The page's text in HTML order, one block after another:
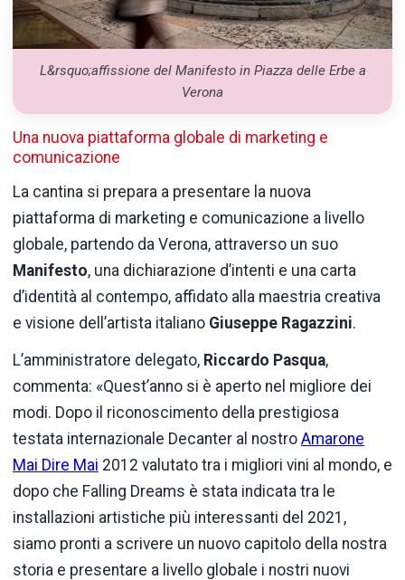
L&rsquo;affissione del Manifesto in Piazza delle Erbe a
Verona
Una nuova piattaforma globale di marketing e
comunicazione
La cantina si prepara a presentare la nuova
piattaforma di marketing e comunicazione a livello
globale, partendo da Verona, attraverso un suo
Manifesto, una dichiarazione d’intenti e una carta
d’identità al contempo, affidato alla maestria creativa
e visione dell’artista italiano Giuseppe Ragazzini.
L’amministratore delegato, Riccardo Pasqua,
commenta: «Quest’anno si è aperto nel migliore dei
modi. Dopo il riconoscimento della prestigiosa
testata internazionale Decanter al nostro Amarone
Mai Dire Mai 2012 valutato tra i migliori vini al mondo, e
dopo che Falling Dreams è stata indicata tra le
installazioni artistiche più interessanti del 2021,
siamo pronti a scrivere un nuovo capitolo della nostra
storia e presentare a livello globale i nostri nuovi